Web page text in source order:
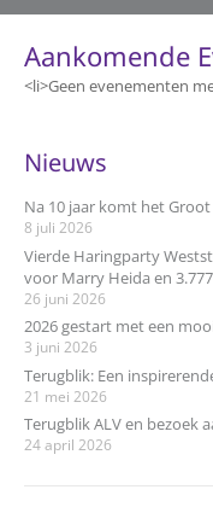
Aankomende
<li>Geen evenementen
Nieuws
Na 10 jaar komt het
8 juli 2026
Vierde Haringparty
voor Marry Heida en
26 juni 2026
2026 gestart met een
3 juni 2026
Terugblik: Een
21 mei 2026
Terugblik ALV en bezoek
24 april 2026